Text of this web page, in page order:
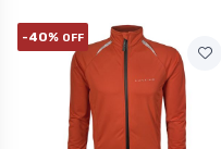
-40% OFF